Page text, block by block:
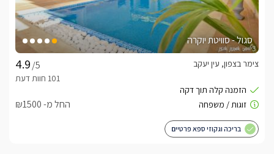
סגול - סוויטת יוקרה
/5
צימר בצפון, עין יעקב
החל מ- ₪1500
בריכה וגקוזי ספא פרטיים